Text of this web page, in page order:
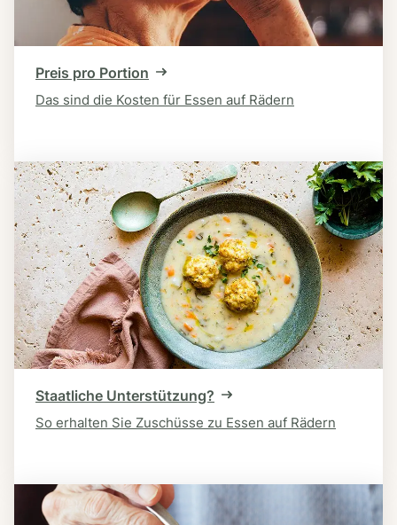
Preis pro Portion
Das sind die Kosten für Essen auf Rädern
Staatliche Unterstützung?
So erhalten Sie Zuschüsse zu Essen auf Rädern